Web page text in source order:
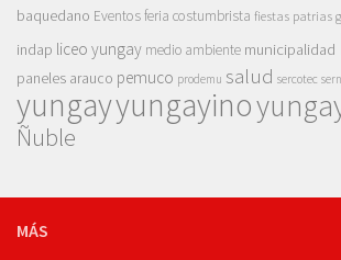
baquedano Eventosferia costumbrista fiestas patrias
indap liceo yungay medio ambiente municipalidad
paneles arauco pemuco prodemu salud sercotec
yungayyungayino
Ñuble
MÁS